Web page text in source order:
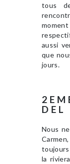
tous
aussi
que
jours.
DEL
Nous
la